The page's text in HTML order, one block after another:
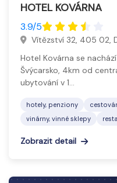
HOTEL KOVÁRNA
3.9/5
Vítězství 32, 405 02,
Hotel Kovárna se
Švýcarsko, 4km od
ubytování v 1…
hotely, penziony
vinárny, vinné sklepy
Zobrazit detail